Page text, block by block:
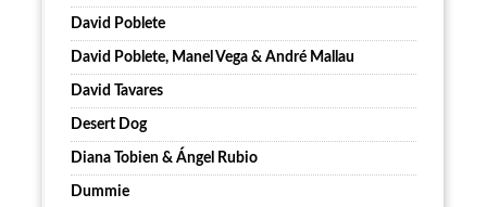
David Poblete
David Poblete, Manel Vega & André Mallau
David Tavares
Desert Dog
Diana Tobien & Ángel Rubio
Dummie